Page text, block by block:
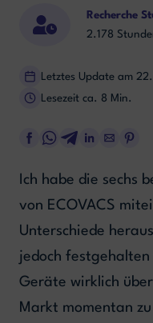
Recherche
2.178
Letztes Update am
Lesezeit ca. 8 Min.
Ich habe die sechs
von ECOVACS
Unterschiede
jedoch festgehalten
Geräte wirklich
Markt momentan